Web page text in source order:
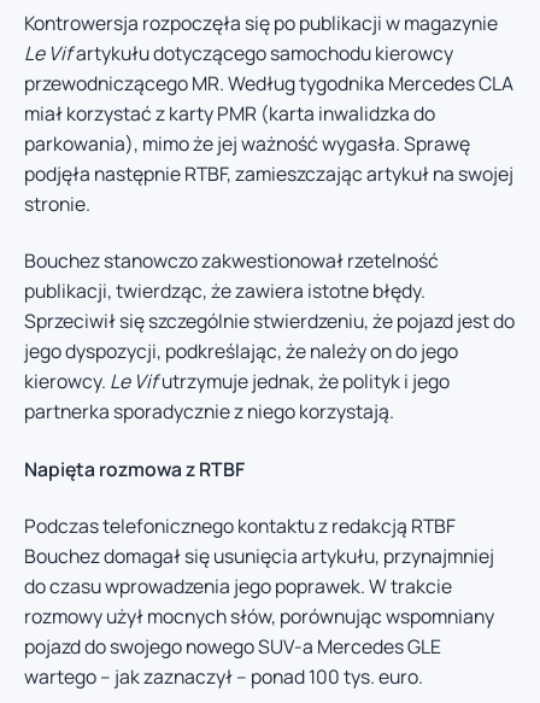
Kontrowersja rozpoczęła się po publikacji w magazynie
Le Vifartykułu dotyczącego samochodu kierowcy
przewodniczącego MR. Według tygodnika Mercedes CLA
miał korzystać z karty PMR (karta inwalidzka do
parkowania), mimo że jej ważność wygasła. Sprawę
podjęła następnie RTBF, zamieszczając artykuł na swojej
stronie.
Bouchez stanowczo zakwestionował rzetelność
publikacji, twierdząc, że zawiera istotne błędy.
Sprzeciwił się szczególnie stwierdzeniu, że pojazd jest do
jego dyspozycji, podkreślając, że należy on do jego
kierowcy. Le Vifutrzymuje jednak, że polityk i jego
partnerka sporadycznie z niego korzystają.
Napięta rozmowa z RTBF
Podczas telefonicznego kontaktu z redakcją RTBF
Bouchez domagał się usunięcia artykułu, przynajmniej
do czasu wprowadzenia jego poprawek. W trakcie
rozmowy użył mocnych słów, porównując wspomniany
pojazd do swojego nowego SUV-a Mercedes GLE
wartego – jak zaznaczył – ponad 100 tys. euro.